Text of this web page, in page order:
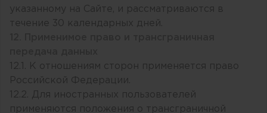
указанному на Сайте, и рассматриваются в
течение 30 календарных дней.
12.1. К отношениям сторон применяется право
Российской Федерации.
12.2. Для иностранных пользователей
применяются положения о трансграничной